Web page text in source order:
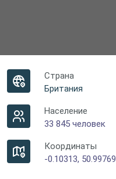
Страна
Британия
Население
33 845 человек
Координаты
-0.10313, 50.99769